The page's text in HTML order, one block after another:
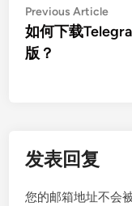
文
章
导
Previous Article
如何下载
版？
发表回复
您的邮箱地址不会